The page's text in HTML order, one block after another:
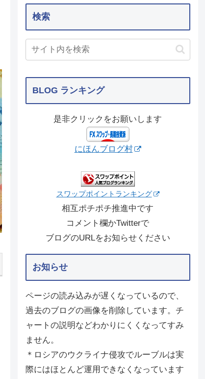
検索
BLOG ランキング
是非クリックをお願いします
にほんブログ村
スワップポイントランキング
相互ポチポチ推進中です
コメント欄かTwitterで
ブログのURLをお知らせください
お知らせ
ページの読み込みが遅くなっているので、
過去のブログの画像を削除しています。チ
ャートの説明などわかりにくくなってすみ
ません。
＊ロシアのウクライナ侵攻でルーブルは実
際にはほとんど運用できなくなっています